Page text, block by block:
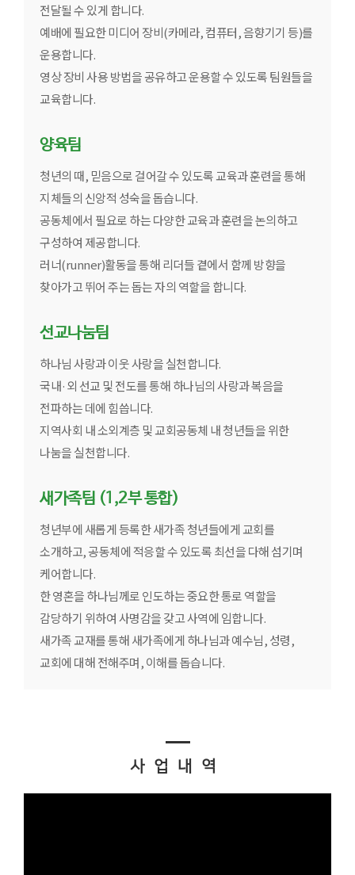
전달될 수 있게 합니다.
예배에 필요한 미디어 장비(카메라, 컴퓨터, 음향기기 등)를
운용합니다.
영상 장비 사용 방법을 공유하고 운용할 수 있도록 팀원들을
교육합니다.
양육팀
청년의 때, 믿음으로 걸어갈 수 있도록 교육과 훈련을 통해
지체들의 신앙적 성숙을 돕습니다.
공동체에서 필요로 하는 다양한 교육과 훈련을 논의하고
구성하여 제공합니다.
러너(runner)활동을 통해 리더들 곁에서 함께 방향을
찾아가고 뛰어 주는 돕는 자의 역할을 합니다.
선교나눔팀
하나님 사랑과 이웃 사랑을 실천합니다.
국내·외 선교 및 전도를 통해 하나님의 사랑과 복음을
전파하는 데에 힘씁니다.
지역사회 내 소외계층 및 교회공동체 내 청년들을 위한
나눔을 실천합니다.
새가족팀 (1,2부 통합)
청년부에 새롭게 등록한 새가족 청년들에게 교회를
소개하고, 공동체에 적응할 수 있도록 최선을 다해 섬기며
케어합니다.
한 영혼을 하나님께로 인도하는 중요한 통로 역할을
감당하기 위하여 사명감을 갖고 사역에 임합니다.
새가족 교재를 통해 새가족에게 하나님과 예수님, 성령,
교회에 대해 전해주며, 이해를 돕습니다.
사업내역